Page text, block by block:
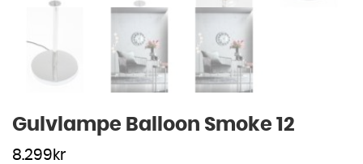
Gulvlampe Balloon Smoke 12
8.299 kr